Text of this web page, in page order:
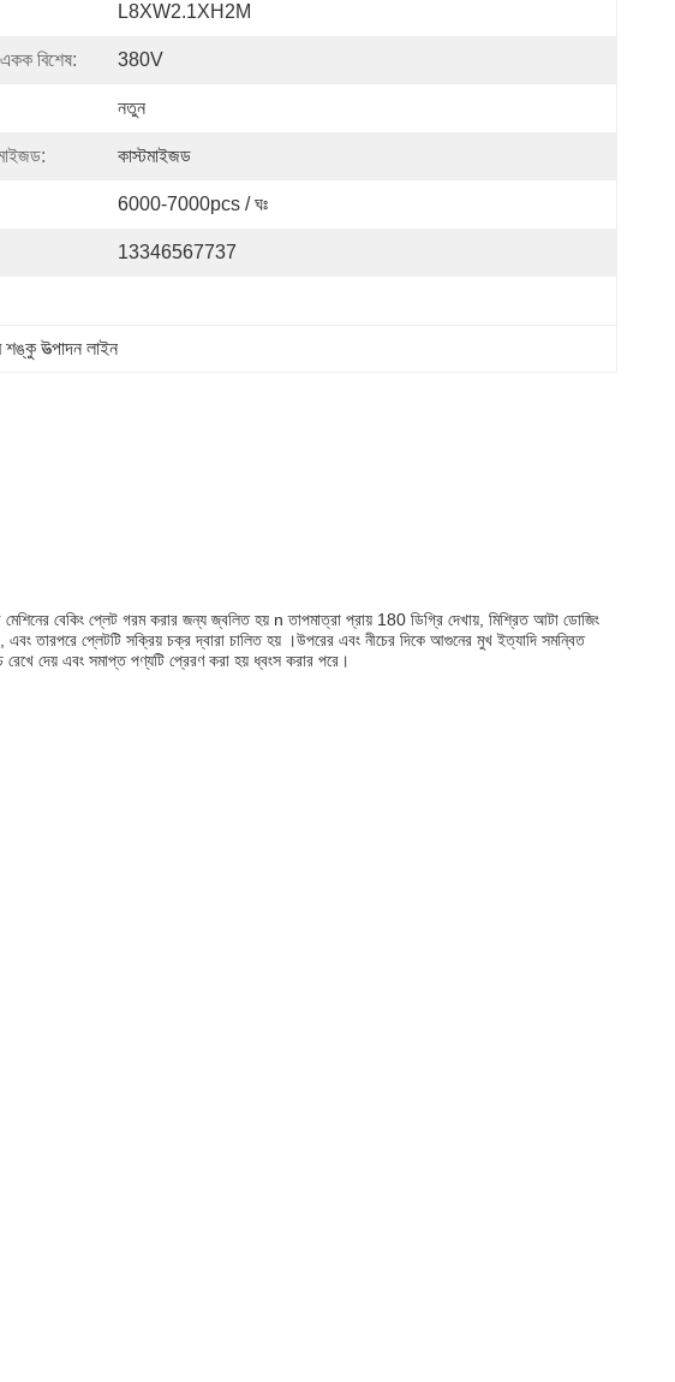
L8XW2.1XH2M
বিশেষ: 380V
নতুন
কাস্টমাইজড
6000-7000pcs / ঘঃ
13346567737
উত্পাদন লাইন
মেশিনের বেকিং প্লেট গরম করার জন্য জ্বলিত হয় n তাপমাত্রা প্রায় 180 ডিগ্রি দেখায়, মিশ্রিত আটা ডোজিং
এবং তারপরে প্লেটটি সক্রিয় চক্র দ্বারা চালিত হয় ।উপরের এবং নীচের দিকে আগুনের মুখ ইত্যাদি সমন্বিত
রেখে দেয় এবং সমাপ্ত পণ্যটি প্রেরণ করা হয় ধ্বংস করার পরে।